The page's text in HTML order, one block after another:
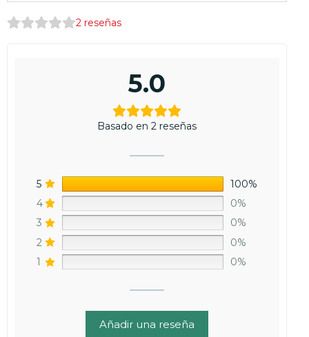
2 reseñas
5.0
Basado en 2 reseñas
5
100%
4
0%
3
0%
2
0%
1
0%
Añadir una reseña